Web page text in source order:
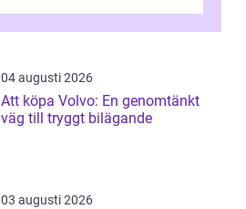
04 augusti 2026
Att köpa Volvo: En genomtänkt
väg till tryggt bilägande
03 augusti 2026